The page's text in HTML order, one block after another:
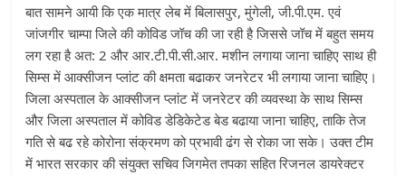
बात सामने आयी कि एक मात्र लेब में बिलासपुर, मुंगेली, जी.पी.एम. एवं
जांजगीर चाम्पा जिले की कोविड जॉच की जा रही है जिससे जॉच में बहुत समय
लग रहा है अत: 2 और आर.टी.पी.सी.आर. मशीन लगाया जाना चाहिए साथ ही
सिम्स में आक्सीजन प्लांट की क्षमता बढाकर जनरेटर भी लगाया जाना चाहिए।
जिला अस्पताल के आक्सीजन प्लांट में जनरेटर की व्यवस्था के साथ सिम्स
और जिला अस्पताल में कोविड डेडिकेटेड बेड बढाया जाना चाहिए, ताकि तेज
गति से बढ रहे कोरोना संक्रमण को प्रभावी ढंग से रोका जा सके। उक्त टीम
में भारत सरकार की संयुक्त सचिव जिगमेत तपका सहित रिजनल डायरेक्टर